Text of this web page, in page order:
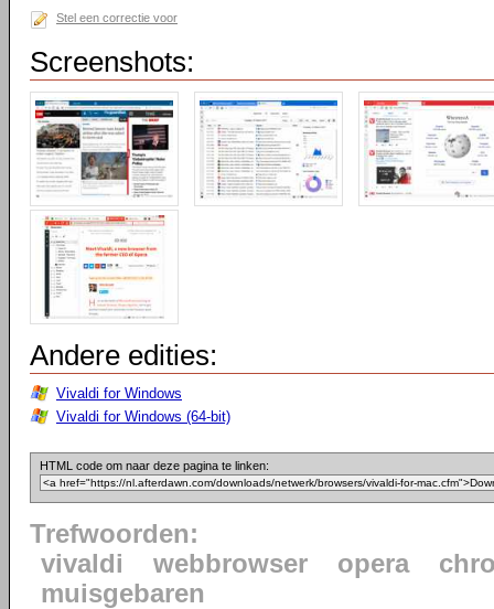
Stel een correctie voor
Screenshots:
Andere edities:
Vivaldi for Windows
Vivaldi for Windows (64-bit)
HTML code om naar deze pagina te linken:
Trefwoorden:
vivaldi
webbrowser opera
muisgebaren